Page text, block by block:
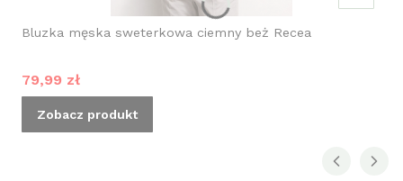
Bluzka męska sweterkowa ciemny beż Recea
Cena promocyjna
79,99 zł
Zobacz produkt